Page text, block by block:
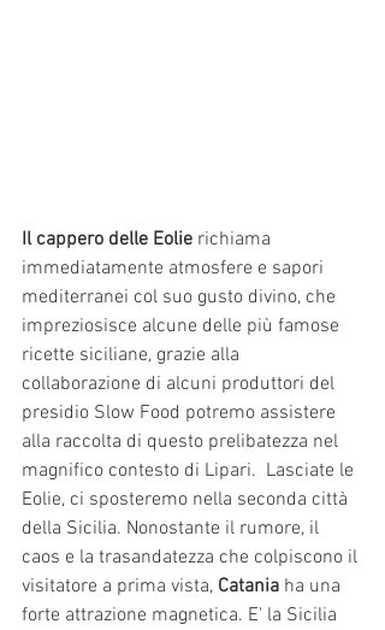
Il cappero delle Eolie richiama
immediatamente atmosfere e sapori
mediterranei col suo gusto divino, che
impreziosisce alcune delle più famose
ricette siciliane, grazie alla
collaborazione di alcuni produttori del
presidio Slow Food potremo assistere
alla raccolta di questo prelibatezza nel
magnifico contesto di Lipari.  Lasciate le
Eolie, ci sposteremo nella seconda città
della Sicilia. Nonostante il rumore, il
caos e la trasandatezza che colpiscono il
visitatore a prima vista, Catania ha una
forte attrazione magnetica. E' la Sicilia